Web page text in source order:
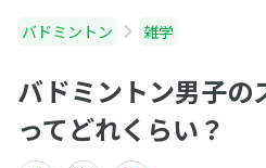
バドミントン 雑学
バドミントン男子の
ってどれくらい？